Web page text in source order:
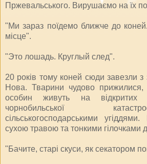
Пржевальського. Вирушаємо на їх
"Ми зараз поїдемо ближче до
місце".
"Это лошадь. Круглый след".
20 років тому коней сюди завезли з
Нова. Тварини чудово
особин живуть на відкритих
чорнобильської
сільськогосподарськими
сухою травою та тонкими гілочками
"Бачите, старі скуси, як секатором